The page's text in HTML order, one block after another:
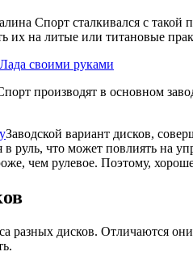
Спорт сталкивался с такой
их на литые или титановые
производят в основном
Заводской вариант дисков,
в руль, что может повлиять на
чем рулевое. Поэтому,
разных дисков. Отличаются